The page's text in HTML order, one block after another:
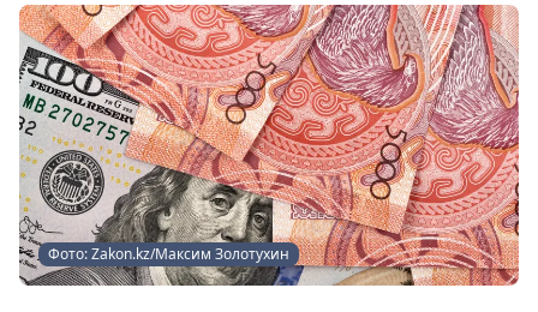
Фото: Zakon.kz/Максим Золотухин